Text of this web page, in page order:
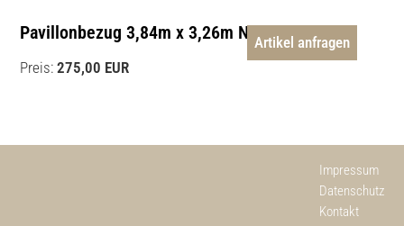
Pavillonbezug 3,84m x 3,26m NEU
Preis:275,00 EUR
Artikel anfragen
Impressum
Datenschutz
Kontakt